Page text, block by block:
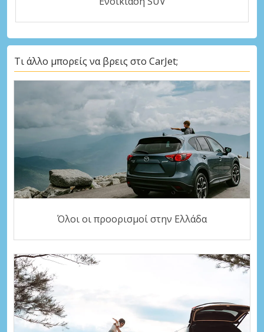
Τι άλλο μπορείς να βρεις στο CarJet;
Όλοι οι προορισμοί στην Ελλάδα